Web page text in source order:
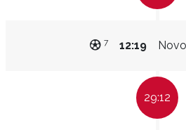
12:19
7
29:12